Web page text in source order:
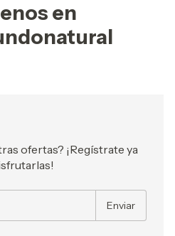
en
ofertas? ¡Regístrate ya